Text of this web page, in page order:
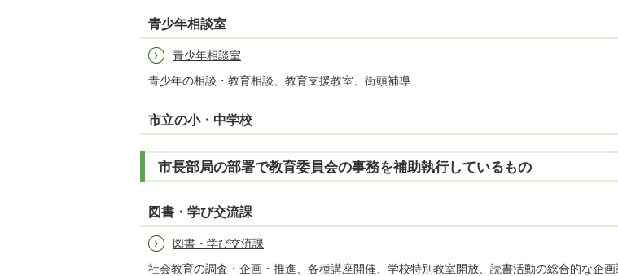
青少年相談室
青少年相談室
青少年の相談・教育相談、教育支援教室、街頭補導
市立の小・中学校
市長部局の部署で教育委員会の事務を補助執行しているもの
図書・学び交流課
図書・学び交流課
社会教育の調査・企画・推進、各種講座開催、学校特別教室開放、読書活動の総合的な企画